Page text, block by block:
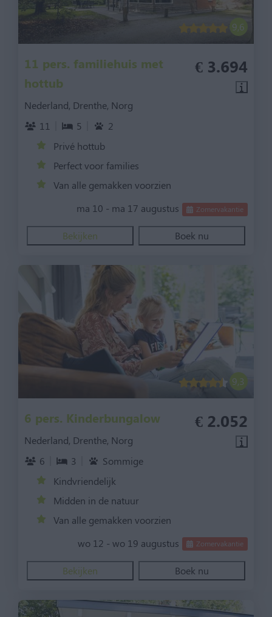
9,6
€ 3.694
11 pers. familiehuis met
hottub
Nederland, Drenthe, Norg
11
5
2
Privé hottub
Perfect voor families
Van alle gemakken voorzien
ma 10 - ma 17 augustus
Zomervakantie
Bekijken Boek nu
9,3
€ 2.052
6 pers. Kinderbungalow
Nederland, Drenthe, Norg
6
3
Sommige
Kindvriendelijk
Midden in de natuur
Van alle gemakken voorzien
wo 12 - wo 19 augustus
Zomervakantie
Bekijken Boek nu